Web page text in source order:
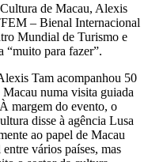
de Macau, Alexis
– Bienal Internacional
Mundial de Turismo e
“muito para fazer”.
Tam acompanhou 50
numa visita guiada
margem do evento, o
disse à agência Lusa
ao papel de Macau
vários países, mas